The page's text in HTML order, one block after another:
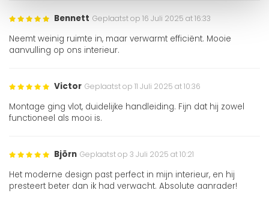
Bennett Geplaatst op 16 Juli 2025 at 16:33
Neemt weinig ruimte in, maar verwarmt efficiënt. Mooie
aanvulling op ons interieur.
Victor Geplaatst op 11 Juli 2025 at 10:36
Montage ging vlot, duidelijke handleiding. Fijn dat hij zowel
functioneel als mooi is.
Björn Geplaatst op 3 Juli 2025 at 10:21
Het moderne design past perfect in mijn interieur, en hij
presteert beter dan ik had verwacht. Absolute aanrader!